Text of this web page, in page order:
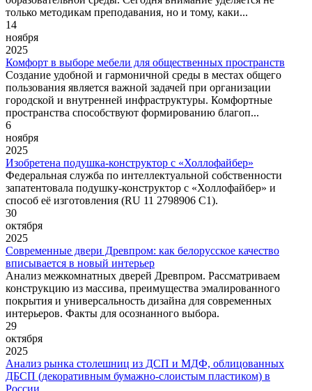
только методикам преподавания, но и тому, каки...
14
ноября
2025
Комфорт в выборе мебели для общественных пространств
Создание удобной и гармоничной среды в местах общего
пользования является важной задачей при организации
городской и внутренней инфраструктуры. Комфортные
пространства способствуют формированию благоп...
6
ноября
2025
Изобретена подушка-конструктор с «Холлофайбер»
Федеральная служба по интеллектуальной собственности
запатентовала подушку-конструктор с «Холлофайбер» и
способ её изготовления (RU 11 2798906 C1).
30
октября
2025
Современные двери Древпром: как белорусское качество
вписывается в новый интерьер
Анализ межкомнатных дверей Древпром. Рассматриваем
конструкцию из массива, преимущества эмалированного
покрытия и универсальность дизайна для современных
интерьеров. Факты для осознанного выбора.
29
октября
2025
Анализ рынка столешниц из ДСП и МДФ, облицованных
ДБСП (декоративным бумажно-слоистым пластиком) в
России